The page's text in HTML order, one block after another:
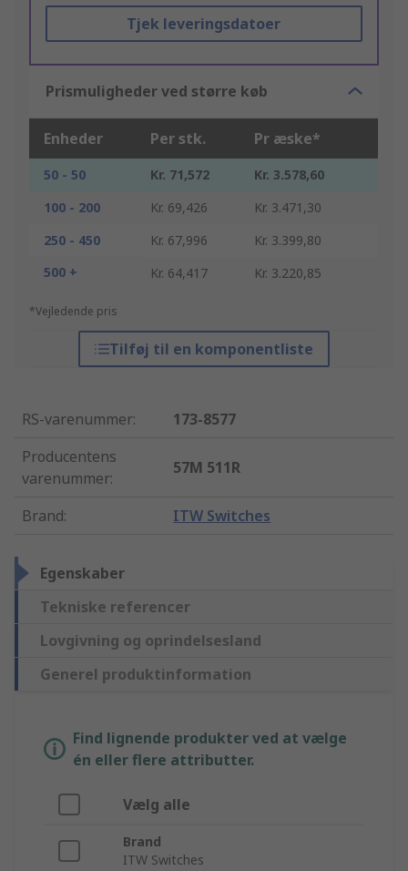
Tjek leveringsdatoer
Prismuligheder ved større køb
Enheder Per stk. Pr æske*
50 - 50 Kr. 71,572
Kr. 3.578,60
100 - 200
Kr. 69,426
Kr. 3.471,30
250 - 450
Kr. 67,996
Kr. 3.399,80
500 +
Kr. 64,417 Kr. 3.220,85
*Vejledende pris
Tilføj til en komponentliste
RS-varenummer:
173-8577
Producentens
varenummer:
57M 511R
Brand: ITW Switches
Egenskaber
Tekniske referencer
Lovgivning og oprindelsesland
Generel produktinformation
Find lignende produkter ved at vælge
én eller flere attributter.
Vælg alle
Brand
ITW Switches